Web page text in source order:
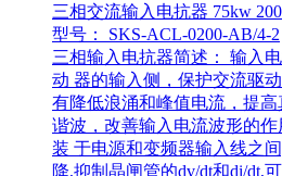
三相交流输入电抗器 75kw
型号： SKS-ACL-0200-AB/4-2
三相输入电抗器简述： 输入
动 器的输入侧，保护交流驱
有降低浪涌和峰值电流，提
谐波，改善输入电流波形的
装 于电源和变频器输入线之
降,抑制晶闸管的dv/dt和di/dt,